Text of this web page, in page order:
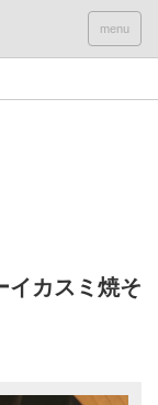
menu
イカスミ焼そ